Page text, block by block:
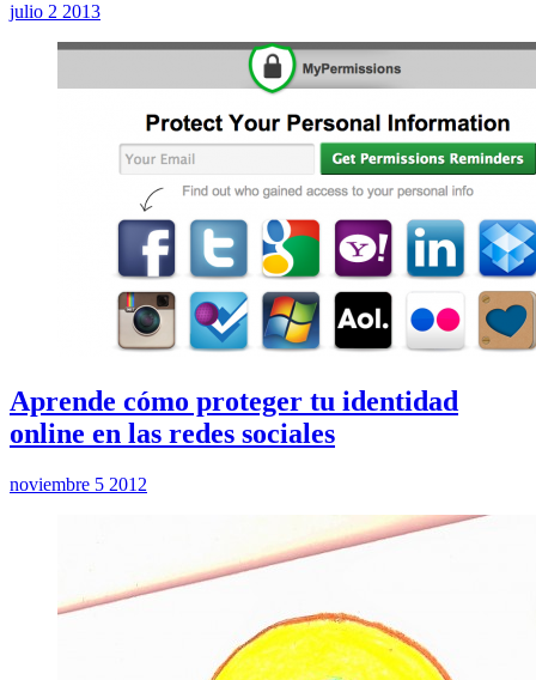
julio 2 2013
Aprende cómo proteger tu identidad
online en las redes sociales
noviembre 5 2012